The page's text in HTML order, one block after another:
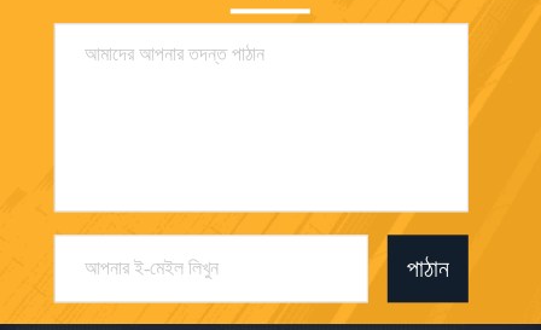
পাঠান